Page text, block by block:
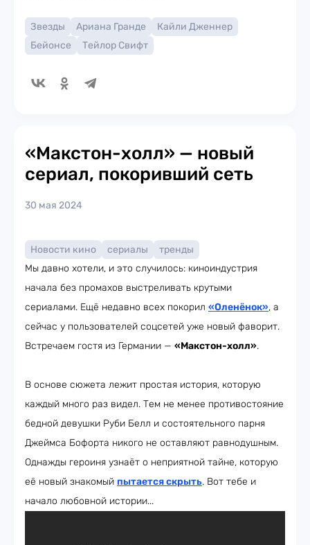
Звезды Ариана Гранде
Кайли Дженнер
Бейонсе
Тейлор Свифт
«Макстон-холл» — новый
сериал, покоривший сеть
30 мая 2024
Новости кино сериалы
тренды
Мы давно хотели, и это случилось: киноиндустрия
начала без промахов выстреливать крутыми
сериалами. Ещё недавно всех покорил «Олeнёнок», а
сейчас у пользователей соцсетей уже новый фаворит.
Встречаем гостя из Германии — «Макстон-холл».
В основе сюжета лежит простая история, которую
каждый много раз видел. Тем не менее противостояние
бедной девушки Руби Белл и состоятельного парня
Джеймса Бофорта никого не оставляют равнодушным.
Однажды героиня узнаёт о неприятной тайне, которую
её новый знакомый пытается скрыть. Вот тебе и
начало любовной истории...